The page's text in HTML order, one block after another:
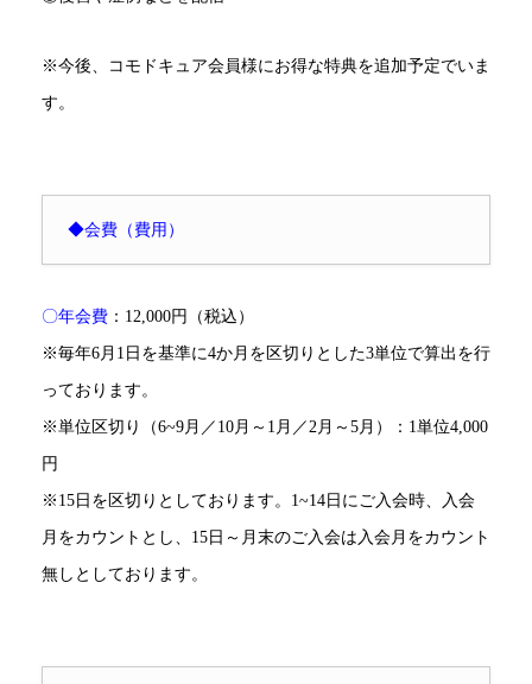
※今後、コモドキュア会員様にお得な特典を追加予定でいま
す。
◆会費（費用）
〇年会費： 12,000円（税込）
※毎年6月1日を基準に4か月を区切りとした3単位で算出を行
っております。
※単位区切り（6~9月／10月～1月／2月～5月）：1単位4,000
円
※15日を区切りとしております。1~14日にご入会時、入会
月をカウントとし、15日～月末のご入会は入会月をカウント
無しとしております。